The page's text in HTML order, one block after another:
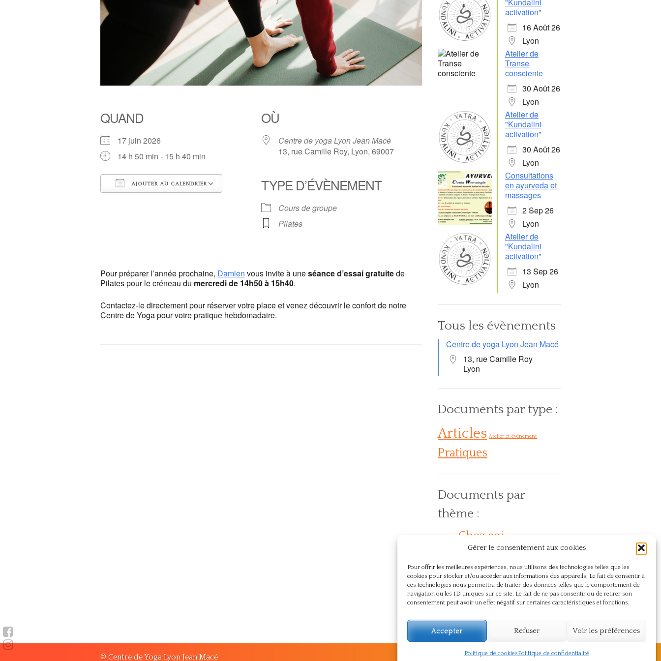
Gérer le consentement aux cookies
Pour offrir les meilleures expériences, nous utilisons des technologies telles que les
cookies pour stocker et/ou accéder aux informations des appareils. Le fait de consentir à
ces technologies nous permettra de traiter des données telles que le comportement de
navigation ou les ID uniques sur ce site. Le fait de ne pas consentir ou de retirer son
consentement peut avoir un effet négatif sur certaines caractéristiques et fonctions.
Accepter Refuser Voir les préférences
Politique de cookiesPolitique de confidentialité
QUAND
17 juin 2026
14 h 50 min - 15 h 40 min
AJOUTER AU CALENDRIER
Calendrier Google Office 365
OÙ
Centre de yoga Lyon Jean Macé
13, rue Camille Roy, Lyon, 69007
TYPE D’ÉVÈNEMENT
Cours de groupe
Pilates
Voir Évènements
Do you own this website?
Pour préparer l’année prochaine, Damien vous invite à uneséance d’essai gratuitede
Pilates pour le créneau du mercredi de 14h50 à 15h40.
Contactez-le directement pour réserver votre place et venez découvrir le confort de notre
Centre de Yoga pour votre pratique hebdomadaire.
"Kundalini
activation"
16 Août 26
Lyon
Atelier de
Transe
consciente
30 Août 26
Lyon
Atelier de
"Kundalini
activation"
30 Août 26
Lyon
Consultations
en ayurveda et
massages
2 Sep 26
Lyon
Atelier de
"Kundalini
activation"
13 Sep 26
Lyon
Tous les évènements
Centre de yoga Lyon Jean Macé
13, rue Camille Roy
Lyon
Documents par type :
Articles Atelier et événement
Pratiques
Documents par
thème :
Chez soi
Naturopathie Pranayama Respect
Santé Souffle Souffrance Sûtra
Témoignage Vie du centre
Yoga
© Centre de Yoga Lyon Jean Macé